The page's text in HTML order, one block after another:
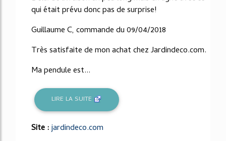
qui était prévu donc pas de surprise!
Guillaume C, commande du 09/04/2018
Très satisfaite de mon achat chez Jardindeco.com.
Ma pendule est...
LIRE LA SUITE
Site :jardindeco.com